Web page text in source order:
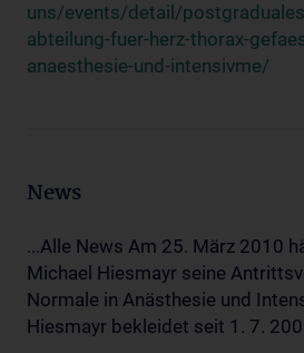
uns/events/detail/
abteilung-fuer-herz-thorax-
anaesthesie-und-intensivme/
News
...Alle News Am 25. März 2010
Michael Hiesmayr seine
Normale in Anästhesie und
Hiesmayr bekleidet seit 1. 7.